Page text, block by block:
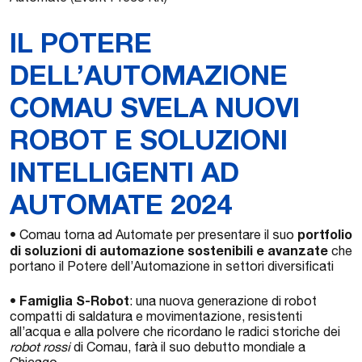
IL POTERE
DELL’AUTOMAZIONE
COMAU SVELA NUOVI
ROBOT E SOLUZIONI
INTELLIGENTI AD
AUTOMATE 2024
• Comau torna ad Automate per presentare il suo portfolio
di soluzioni di automazione sostenibili e avanzate che
portano il Potere dell’Automazione in settori diversificati
• Famiglia S-Robot: una nuova generazione di robot
compatti di saldatura e movimentazione, resistenti
all’acqua e alla polvere che ricordano le radici storiche dei
robot rossidi Comau, farà il suo debutto mondiale a